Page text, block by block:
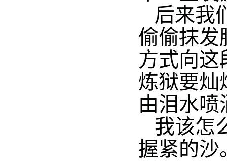
后来我
偷偷抹发
方式向这
炼狱要灿
由泪水
我该怎
握紧的沙